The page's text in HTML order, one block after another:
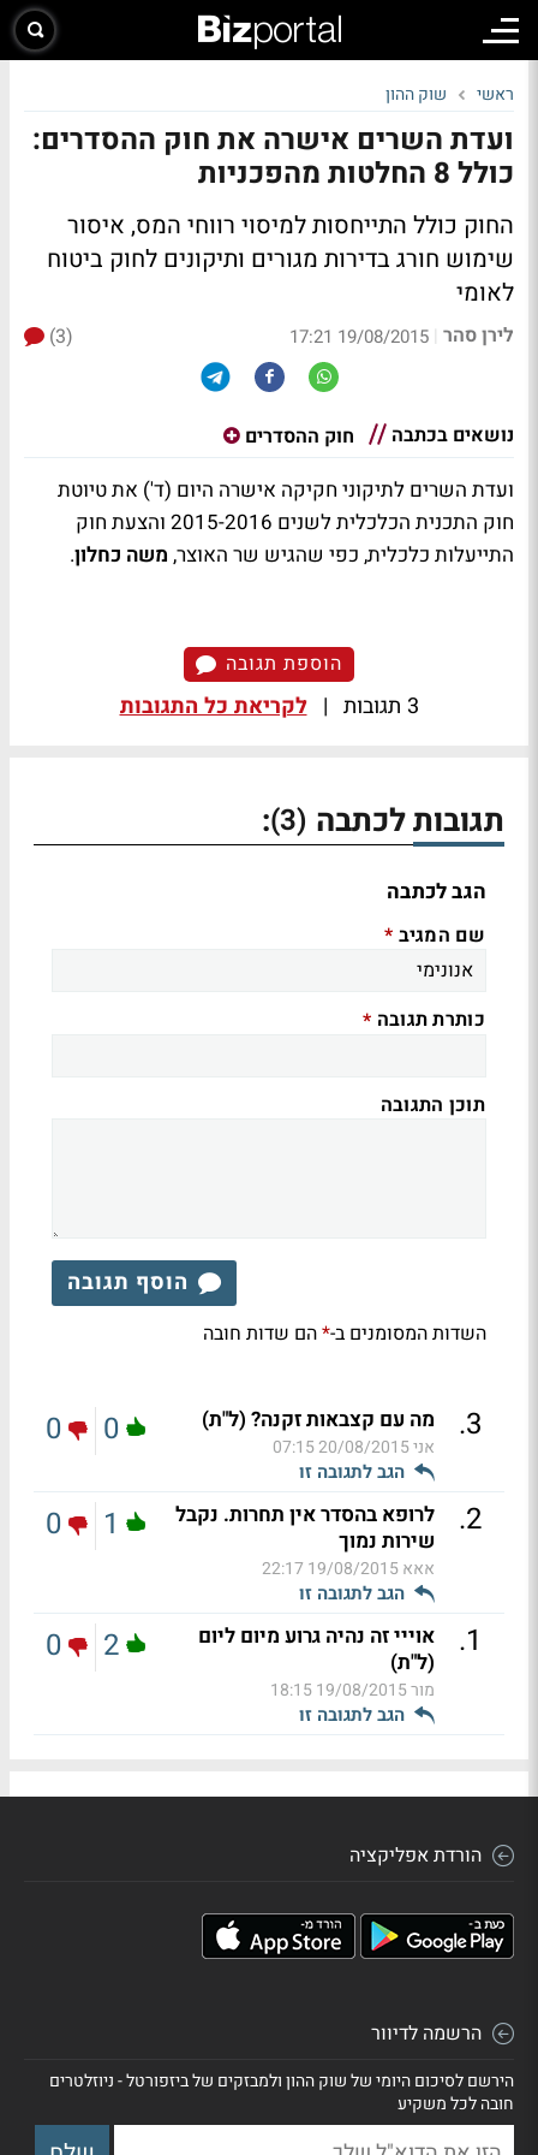
ראשי שוק ההון
ועדת השרים אישרה את חוק ההסדרים:
כולל 8 החלטות מהפכניות
החוק כולל התייחסות למיסוי רווחי המס, איסור
שימוש חורג בדירות מגורים ותיקונים לחוק ביטוח
לאומי
לירן סהר |
19/08/2015 17:21
(3)
נושאים בכתבה חוק ההסדרים
ועדת השרים לתיקוני חקיקה אישרה היום (ד') את טיוטת
חוק התכנית הכלכלית לשנים 2015-2016 והצעת חוק
התייעלות כלכלית, כפי שהגיש שר האוצר, משה כחלון.
הוספת תגובה
3 תגובות | לקריאת כל התגובות
תגובות לכתבה (3)
:
הגב לכתבה
שם המגיב *
כותרת תגובה *
תוכן התגובה
הוסף תגובה
השדות המסומנים ב-*הם שדות חובה
3
. מה עם קצבאות זקנה? (ל"ת)
אני20/08/2015 07:15
הגב לתגובה זו
0
0
2
.
לרופא בהסדר אין תחרות. נקבל
שירות נמוך
אאא19/08/2015 22:17
הגב לתגובה זו
1
0
1
.
אוייי זה נהיה גרוע מיום ליום
(ל"ת)
מור19/08/2015 18:15
הגב לתגובה זו
2
0
הורדת אפליקציה
הרשמה לדיוור
הירשם לסיכום היומי של שוק ההון ולמבזקים של ביזפורטל - ניוזלטרים
חובה לכל משקיע